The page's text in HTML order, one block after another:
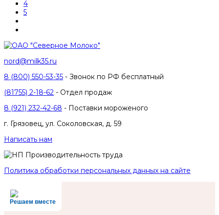
4
5
nord@milk35.ru
8 (800) 550-53-35 - Звонок по РФ бесплатный
(81755) 2-18-62 - Отдел продаж
8 (921) 232-42-68 - Поставки мороженого
г. Грязовец, ул. Соколовская, д. 59
Написать нам
Политика обработки персональных данных на сайте
Решаем вместе